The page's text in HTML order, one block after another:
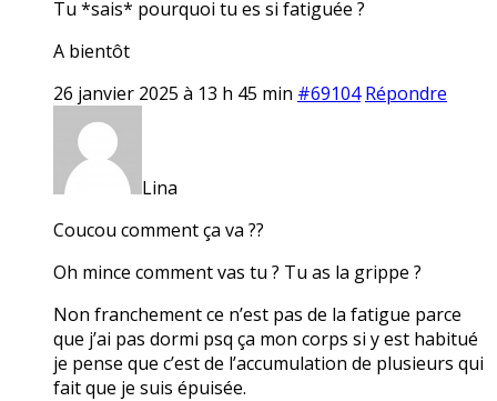
Tu *sais* pourquoi tu es si fatiguée ?
A bientôt
26 janvier 2025 à 13 h 45 min #69104 Répondre
Lina
Coucou comment ça va ??
Oh mince comment vas tu ? Tu as la grippe ?
Non franchement ce n’est pas de la fatigue parce
que j’ai pas dormi psq ça mon corps si y est habitué
je pense que c’est de l’accumulation de plusieurs qui
fait que je suis épuisée.